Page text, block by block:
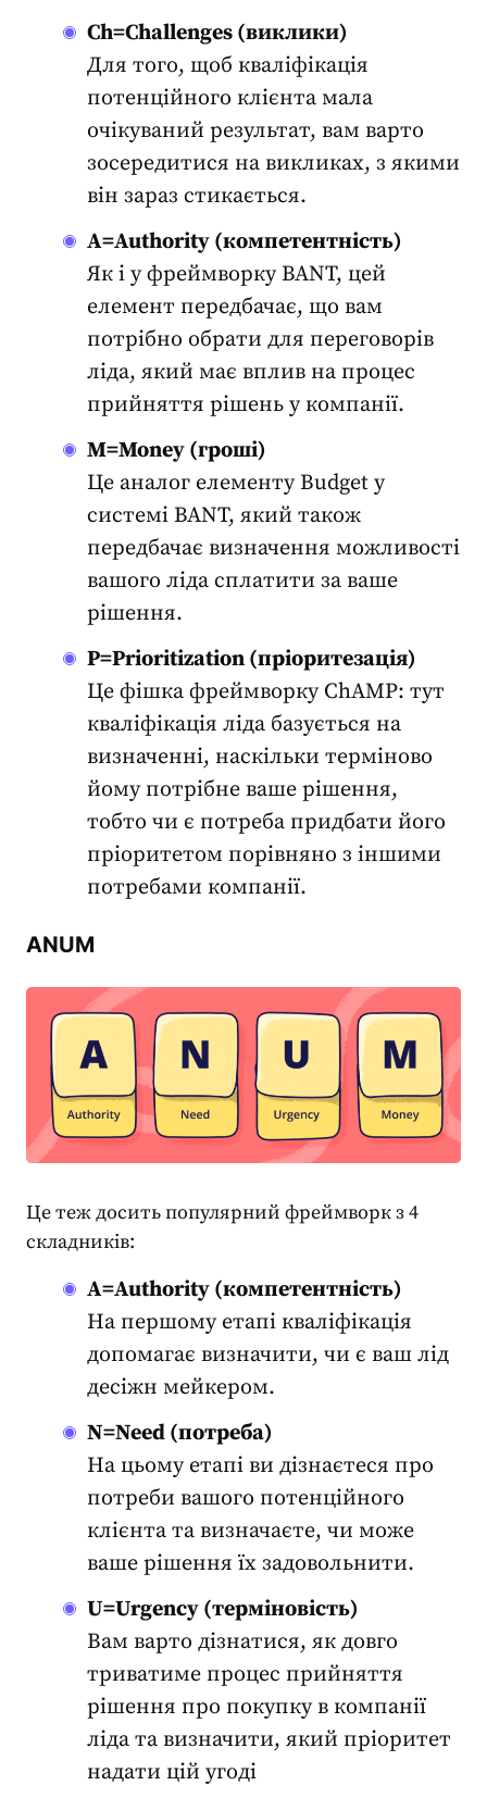
Ch=Challenges (виклики)
Для того, щоб кваліфікація
потенційного клієнта мала
очікуваний результат, вам варто
зосередитися на викликах, з якими
він зараз стикається.
A=Authority (компетентність)
Як і у фреймворку BANT, цей
елемент передбачає, що вам
потрібно обрати для переговорів
ліда, який має вплив на процес
прийняття рішень у компанії.
M=Money (гроші)
Це аналог елементу Budget у
системі BANT, який також
передбачає визначення можливості
вашого ліда сплатити за ваше
рішення.
P=Prioritization (пріоритезація)
Це фішка фреймворку ChAMP: тут
кваліфікація ліда базується на
визначенні, наскільки терміново
йому потрібне ваше рішення,
тобто чи є потреба придбати його
пріоритетом порівняно з іншими
потребами компанії.
ANUM
Це теж досить популярний фреймворк з 4
складників:
A=Authority (компетентність)
На першому етапі кваліфікація
допомагає визначити, чи є ваш лід
десіжн мейкером.
N=Need (потреба)
На цьому етапі ви дізнаєтеся про
потреби вашого потенційного
клієнта та визначаєте, чи може
ваше рішення їх задовольнити.
U=Urgency (терміновість)
Вам варто дізнатися, як довго
триватиме процес прийняття
рішення про покупку в компанії
ліда та визначити, який пріоритет
надати цій угоді